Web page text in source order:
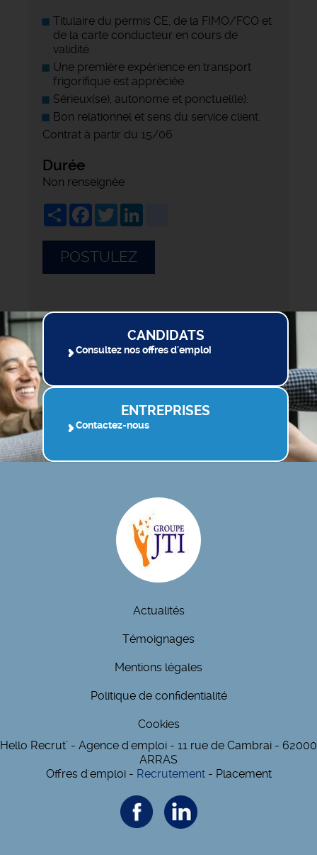
Titulaire du permis CE, de la FIMO/FCO et
de la carte conducteur en cours de
validité.
Une première expérience en transport
frigorifique est appréciée.
Sérieux(se), autonome et ponctuel(le).
Bon relationnel et sens du service client.
Contrat à partir du 15/06
Durée
Non renseignée
ShareFacebook
Twitter
POSTULEZ
CANDIDATS
Consultez nos offres d'emploi
ENTREPRISES
Contactez-nous
Actualités
Témoignages
Mentions légales
Politique de confidentialité
Cookies
Hello Recrut’ - Agence d'emploi - 11 rue de Cambrai - 62000
ARRAS
Offres d'emploi - Recrutement- Placement